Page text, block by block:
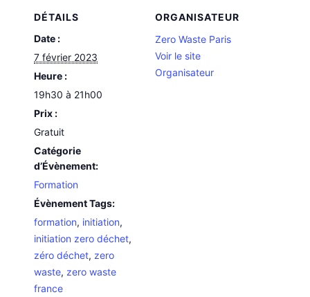
DÉTAILS
Date :
7 février 2023
Heure :
19h30 à 21h00
Prix :
Gratuit
Catégorie
d’Évènement:
Formation
Évènement Tags:
formation, initiation,
initiation zero déchet,
zéro déchet,zero
waste,zero waste
france
ORGANISATEUR
Zero Waste Paris
Voir le site
Organisateur